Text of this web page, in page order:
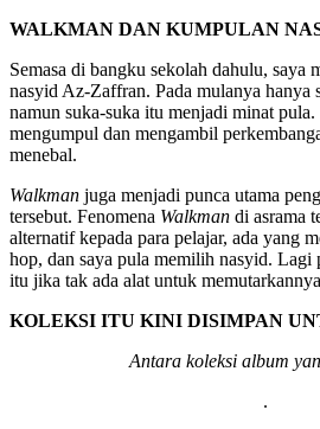
WALKMAN DAN KUMPULAN
Semasa di bangku sekolah dahulu, saya
nasyid Az-Zaffran. Pada mulanya hanya
namun suka-suka itu menjadi minat
mengumpul dan mengambil
menebal.
Walkman juga menjadi punca utama
tersebut. Fenomena Walkman di asrama
alternatif kepada para pelajar, ada yang
hop, dan saya pula memilih nasyid. Lagi
itu jika tak ada alat untuk
KOLEKSI ITU KINI DISIMPAN
Antara koleksi album
.